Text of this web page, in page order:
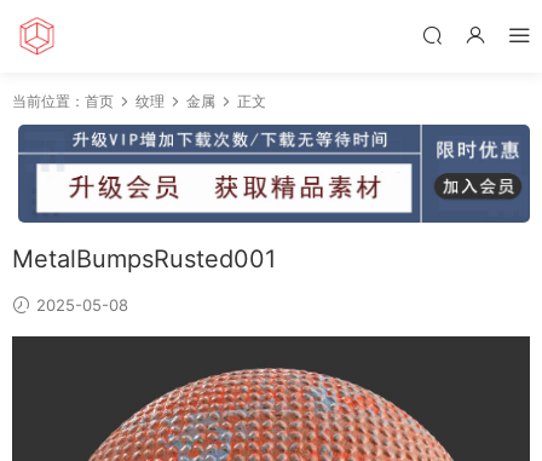
当前位置： 首页 纹理 金属 正文
MetalBumpsRusted001
2025-05-08